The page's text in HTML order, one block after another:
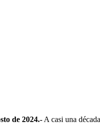
de 2024.- A casi una